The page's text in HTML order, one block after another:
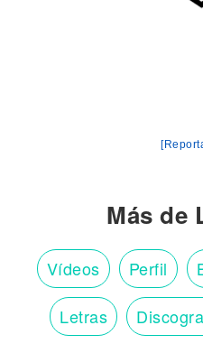
Más de
Vídeos Perfil
Letras